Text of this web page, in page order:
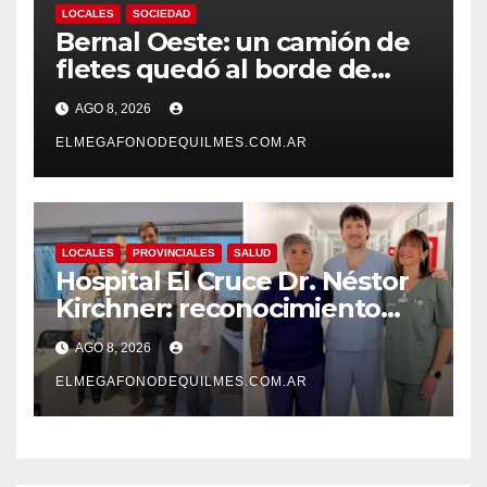
LOCALES SOCIEDAD
Bernal Oeste: un camión de
fletes quedó al borde de
caer al arroyo Las Piedras
AGO 8, 2026
ELMEGAFONODEQUILMES.COM.AR
LOCALES PROVINCIALES SALUD
Hospital El Cruce Dr. Néstor
Kirchner: reconocimiento
internacional a la calidad de
su atención
AGO 8, 2026
ELMEGAFONODEQUILMES.COM.AR